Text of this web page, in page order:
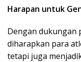
Harapan untuk
Dengan dukungan
diharapkan para
tetapi juga